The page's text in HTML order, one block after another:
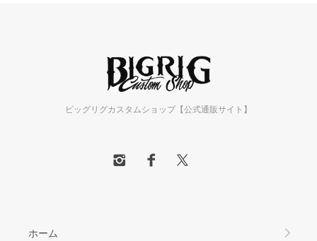
ビッグリグカスタムショップ【公式通販サイト】
ホーム